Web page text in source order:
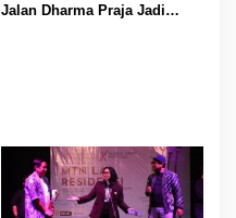
Jalan Dharma Praja Jadi